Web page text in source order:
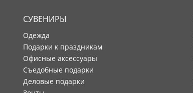
СУВЕНИРЫ
Одежда
Подарки к праздникам
Офисные аксессуары
Съедобные подарки
Деловые подарки